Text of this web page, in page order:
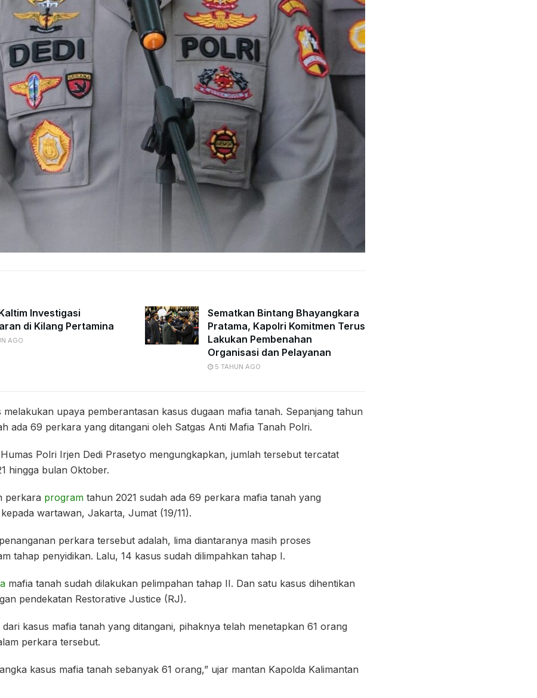
Investigasi
di Kilang Pertamina
AGO
Sematkan Bintang Bhayangkara
Pratama, Kapolri Komitmen Terus
Lakukan Pembenahan
Organisasi dan Pelayanan
5 TAHUN AGO
melakukan upaya pemberantasan kasus dugaan mafia tanah. Sepanjang tahun
ada 69 perkara yang ditangani oleh Satgas Anti Mafia Tanah Polri.
Polri Irjen Dedi Prasetyo mengungkapkan, jumlah tersebut tercatat
hingga bulan Oktober.
perkara program tahun 2021 sudah ada 69 perkara mafia tanah yang
wartawan, Jakarta, Jumat (19/11).
perkara tersebut adalah, lima diantaranya masih proses
tahap penyidikan. Lalu, 14 kasus sudah dilimpahkan tahap I.
mafia tanah sudah dilakukan pelimpahan tahap II. Dan satu kasus dihentikan
pendekatan Restorative Justice (RJ).
kasus mafia tanah yang ditangani, pihaknya telah menetapkan 61 orang
perkara tersebut.
kasus mafia tanah sebanyak 61 orang,” ujar mantan Kapolda Kalimantan